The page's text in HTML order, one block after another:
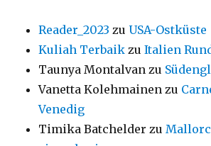
Reader_2023 zuUSA-Ostküste
Kuliah Terbaik zuItalien
Taunya Montalvan zu
Vanetta Kolehmainen zu
Venedig
Timika Batchelder zu